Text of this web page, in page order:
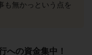
も無かっという点を
への資金集中！